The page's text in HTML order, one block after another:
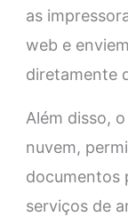
as
web e
diretamente
Além disso,
nuvem,
documentos
serviços de